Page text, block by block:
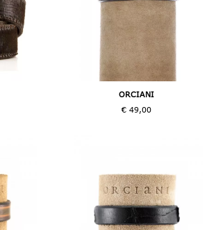
ORCIANI
€ 49,00